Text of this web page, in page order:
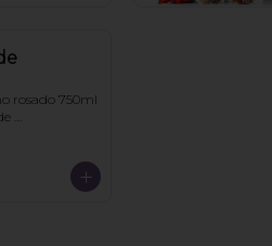
rosado 750ml
con